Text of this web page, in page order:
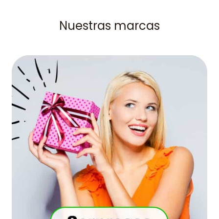
Nuestras marcas